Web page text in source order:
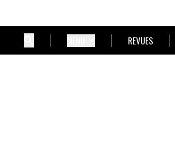
REVUES